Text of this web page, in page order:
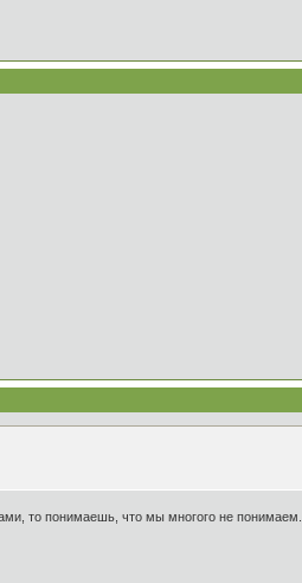
то понимаешь, что мы многого не